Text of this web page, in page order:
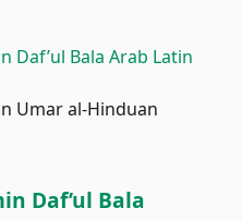
Daf’ul Bala Arab Latin
Umar al-Hinduan
Daf’ul Bala